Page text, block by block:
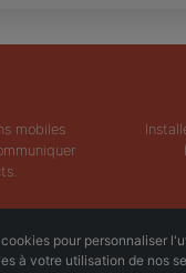
mobiles
pour personnaliser
à votre utilisation de nos